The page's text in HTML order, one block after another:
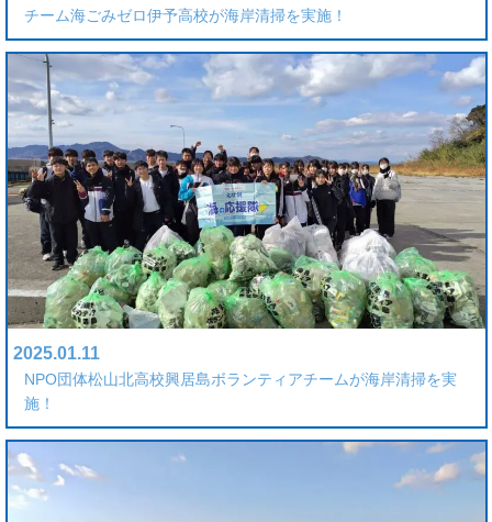
チーム海ごみゼロ伊予高校が海岸清掃を実施！
2025.01.11
NPO団体松山北高校興居島ボランティアチームが海岸清掃を実
施！